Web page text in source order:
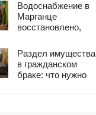
Водоснабжение в
Марганце
восстановлено,
о персональной
ответственности
Раздел имущества
в гражданском
браке: что нужно